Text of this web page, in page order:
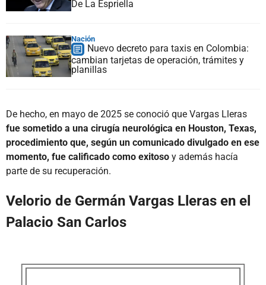
De La Espriella
Nación
Nuevo decreto para taxis en Colombia:
cambian tarjetas de operación, trámites y
planillas
De hecho, en mayo de 2025 se conoció que Vargas Lleras
fue sometido a una cirugía neurológica en Houston, Texas,
procedimiento que, según un comunicado divulgado en ese
momento, fue calificado como exitoso y además hacía
parte de su recuperación.
Velorio de Germán Vargas Lleras en el
Palacio San Carlos